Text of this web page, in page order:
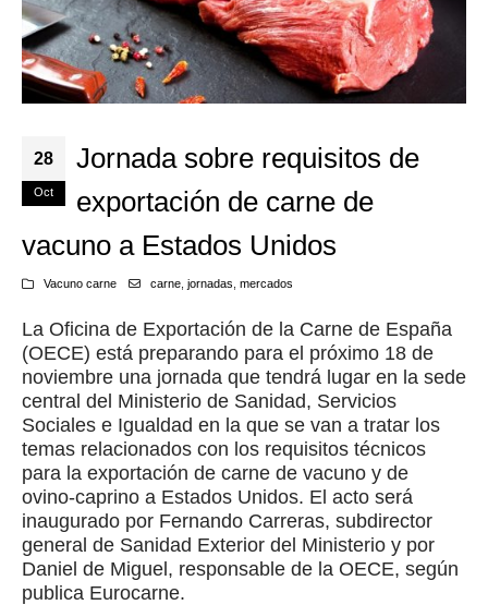
28
Oct
Jornada sobre requisitos de
exportación de carne de
vacuno a Estados Unidos
Vacuno carne carne, jornadas mercados
La Oficina de Exportación de la Carne de España
(OECE) está preparando para el próximo 18 de
noviembre una jornada que tendrá lugar en la sede
central del Ministerio de Sanidad, Servicios
Sociales e Igualdad en la que se van a tratar los
temas relacionados con los requisitos técnicos
para la exportación de carne de vacuno y de
ovino-caprino a Estados Unidos. El acto será
inaugurado por Fernando Carreras, subdirector
general de Sanidad Exterior del Ministerio y por
Daniel de Miguel, responsable de la OECE, según
publica Eurocarne.